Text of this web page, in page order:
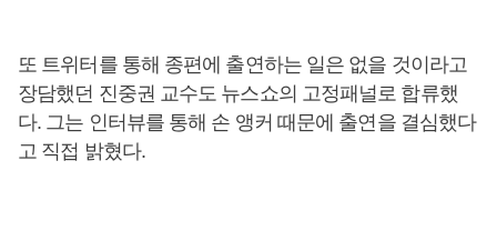
또 트위터를 통해 종편에 출연하는 일은 없을 것이라고
장담했던 진중권 교수도 뉴스쇼의 고정패널로 합류했
다. 그는 인터뷰를 통해 손 앵커 때문에 출연을 결심했다
고 직접 밝혔다.